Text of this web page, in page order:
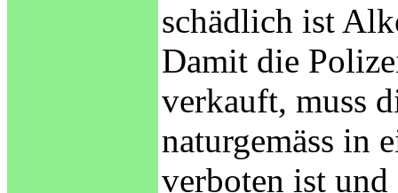
schädlich ist
Damit die
verkauft, muss
naturgemäss in
verboten ist